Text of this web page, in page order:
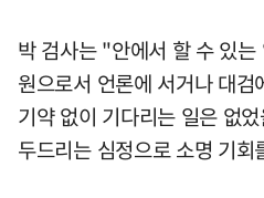
박 검사는 "안에서 할 수 있
원으로서 언론에 서거나 대
기약 없이 기다리는 일은 없
두드리는 심정으로 소명 기